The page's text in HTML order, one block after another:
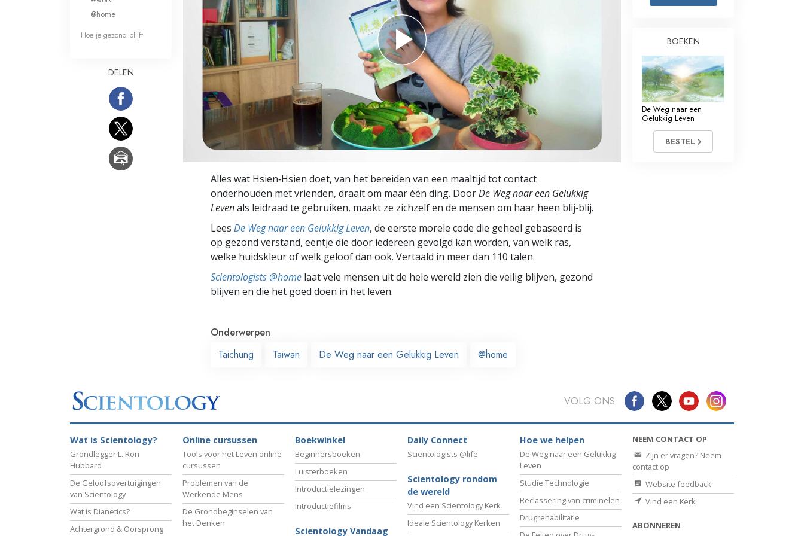
Wat is Grootheid?
Hulpmiddelen bij het Dagelijks Werk
Ethiek en de Condities
De Oorzaak van Onderdrukking
Feitenonderzoek
De Grondbeginselen van Organiseren
Taakstellingen en Doelen
Alles wat Hsien‑Hsien doet, van het bereiden van een maaltijd tot contact
onderhouden met vrienden, draait om maar één ding. DoorDe Weg naar een Gelukkig
Levenals leidraad te gebruiken, maakt ze zichzelf en de mensen om haar heen blij‑blij.
Lees De Weg naar een Gelukkig Leven, de eerste morele code die geheel gebaseerd is
op gezond verstand, eentje die door iedereen gevolgd kan worden, van welk ras,
welke huidskleur of welk geloof dan ook. Vertaald in meer dan 110 talen.
Scientologists @home laat vele mensen uit de hele wereld zien die veilig blijven, gezond
blijven en die het goed doen in het leven.
Onderwerpen
Taichung
Taiwan De Weg naar een Gelukkig Leven @home
@home
Hoe je gezond blijft
DELEN
BOEKEN
De Weg naar een
Gelukkig Leven
BESTEL
VOLG ONS
Wat is Scientology?
Grondlegger L. Ron
Hubbard
De Geloofsovertuigingen
van Scientology
Wat is Dianetics?
Achtergrond & Oorsprong
Online cursussen
Tools voor het Leven online
cursussen
Problemen van de
Werkende Mens
De Grondbeginselen van
het Denken
Boekwinkel
Beginnersboeken
Luisterboeken
Introductielezingen
Introductiefilms
Scientology Vandaag
Daily Connect
Scientologists @life
Scientology rondom
de wereld
Vind een Scientology Kerk
Ideale Scientology Kerken
Hoe we helpen
De Weg naar een Gelukkig
Leven
Studie Technologie
Reclassering van criminelen
Drugrehabilitatie
NEEM CONTACT OP
Zijn er vragen? Neem
contact op
Website feedback
Vind een Kerk
ABONNEREN